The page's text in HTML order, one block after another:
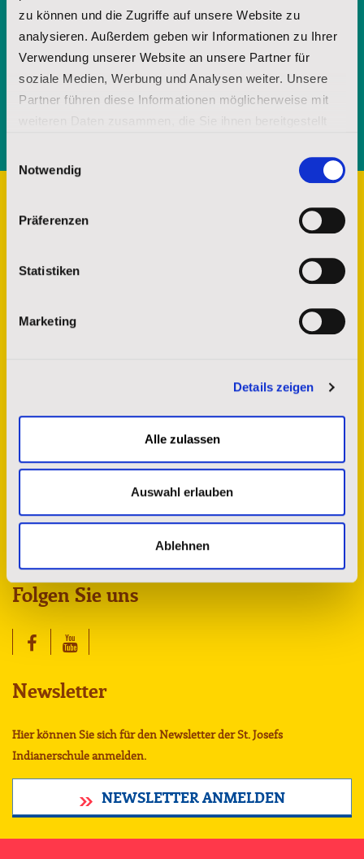
zu können und die Zugriffe auf unsere Website zu
analysieren. Außerdem geben wir Informationen zu Ihrer
Verwendung unserer Website an unsere Partner für
soziale Medien, Werbung und Analysen weiter. Unsere
Partner führen diese Informationen möglicherweise mit
gesammelt haben.
Notwendig
Präferenzen
Statistiken
Marketing
Details zeigen
Alle zulassen
Auswahl erlauben
Ablehnen
Mit Ihrer jederzeit - etwa über spenderservice@stjosefs.de - widerruflichen
unsere Arbeit und die Möglichkeit uns durch Spenden zu unterstützen.
ANFORDERN
63069 Offenbach am Main
spenderservice@stjosefs.de
Tel.: 069 8383 8742
Folgen Sie uns
Newsletter
Hier können Sie sich für den Newsletter der St. Josefs
Indianerschule anmelden.
NEWSLETTER ANMELDEN